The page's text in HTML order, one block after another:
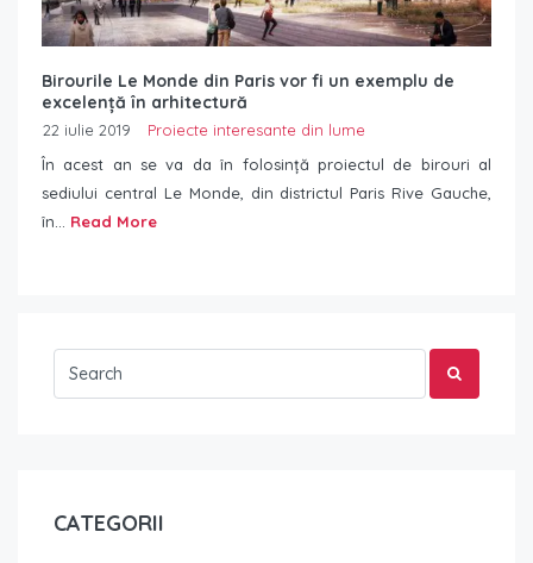
Birourile Le Monde din Paris vor fi un exemplu de
excelență în arhitectură
22 iulie 2019
Proiecte interesante din lume
În acest an se va da în folosință proiectul de birouri al
sediului central Le Monde, din districtul Paris Rive Gauche,
în... Read More
CATEGORII